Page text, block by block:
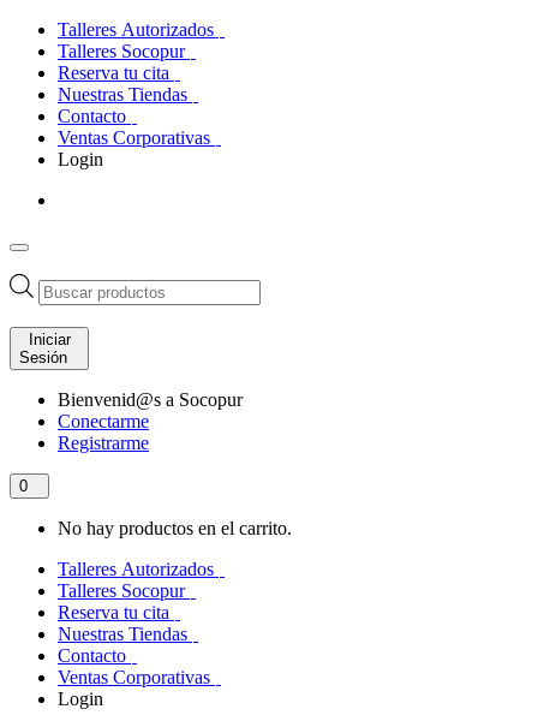
Talleres Autorizados
Talleres Socopur
Reserva tu cita
Nuestras Tiendas
Contacto
Ventas Corporativas
Login
Búsqueda
de
productos
Iniciar
Sesión
Bienvenid@s a Socopur
Conectarme
Registrarme
0
No hay productos en el carrito.
Talleres Autorizados
Talleres Socopur
Reserva tu cita
Nuestras Tiendas
Contacto
Ventas Corporativas
Login